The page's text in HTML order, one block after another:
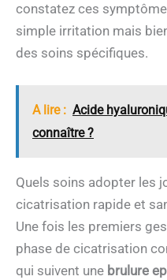
constatez ces
simple irritation mais
des soins spécifiques.
A lire : Acide
connaître ?
Quels soins adopter les
cicatrisation rapide et
Une fois les premiers
phase de cicatrisation
qui suivent une brulure